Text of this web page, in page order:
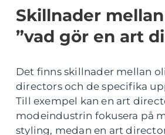
Skillnader
”vad gör en art
Det finns skillnader mellan
directors och de specifika
Till exempel kan en art
modeindustrin fokusera på
styling, medan en art